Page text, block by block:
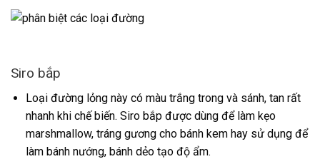
Siro bắp
Loại đường lỏng này có màu trắng trong và sánh, tan rất
nhanh khi chế biến. Siro bắp được dùng để làm kẹo
marshmallow, tráng gương cho bánh kem hay sử dụng để
làm bánh nướng, bánh dẻo tạo độ ẩm.